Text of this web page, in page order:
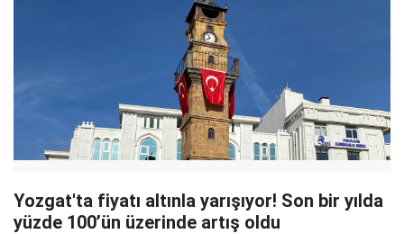
Yozgat'ta fiyatı altınla yarışıyor! Son bir yılda
yüzde 100’ün üzerinde artış oldu